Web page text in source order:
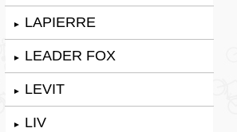
► LAPIERRE
► LEADER FOX
► LEVIT
► LIV